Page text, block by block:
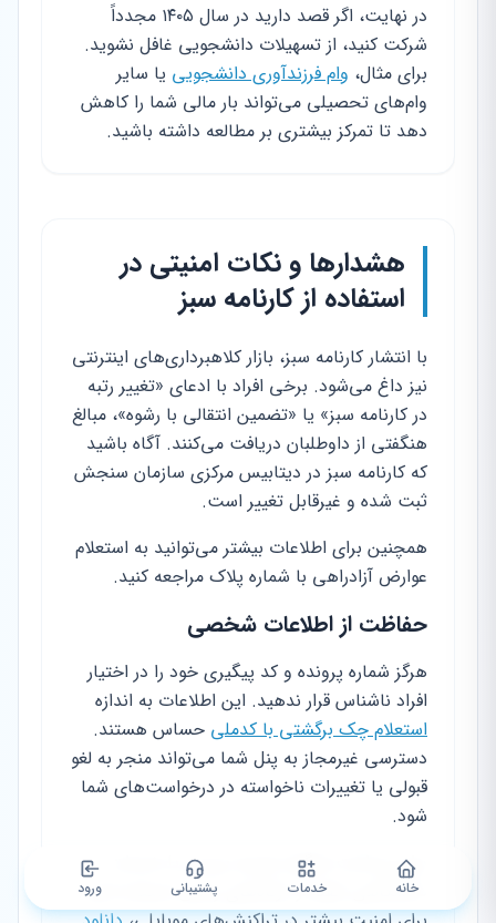
در نهایت، اگر قصد دارید در سال ۱۴۰۵ مجدداً
شرکت کنید، از تسهیلات دانشجویی غافل نشوید.
برای مثال، وام فرزندآوری دانشجویی یا سایر
وام‌های تحصیلی می‌تواند بار مالی شما را کاهش
دهد تا تمرکز بیشتری بر مطالعه داشته باشید.
هشدارها و نکات امنیتی در
استفاده از کارنامه سبز
با انتشار کارنامه سبز، بازار کلاهبرداری‌های اینترنتی
نیز داغ می‌شود. برخی افراد با ادعای «تغییر رتبه
در کارنامه سبز» یا «تضمین انتقالی با رشوه»، مبالغ
هنگفتی از داوطلبان دریافت می‌کنند. آگاه باشید
که کارنامه سبز در دیتابیس مرکزی سازمان سنجش
ثبت شده و غیرقابل تغییر است.
همچنین برای اطلاعات بیشتر می‌توانید به استعلام
عوارض آزادراهی با شماره پلاک مراجعه کنید.
حفاظت از اطلاعات شخصی
هرگز شماره پرونده و کد پیگیری خود را در اختیار
افراد ناشناس قرار ندهید. این اطلاعات به اندازه
استعلام چک برگشتی با کدملی حساس هستند.
دسترسی غیرمجاز به پنل شما می‌تواند منجر به لغو
قبولی یا تغییرات ناخواسته در درخواست‌های شما
شود.
برای پرداخت هرگونه هزینه بررسی یا خدمات
دانشگاهی، فقط از درگاه‌های رسمی استفاده کنید.
خانه خدمات پشتیبانی ورود